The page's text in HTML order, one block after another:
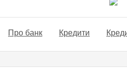
Про банк Кредити